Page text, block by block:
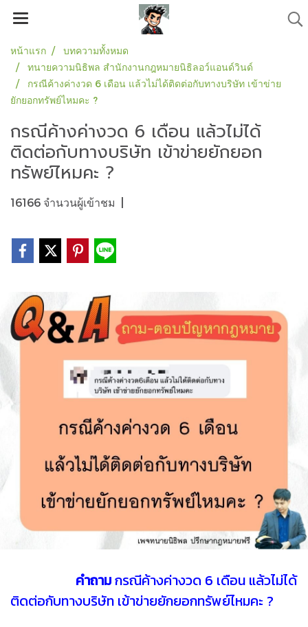
หน้าแรก
บทความทั้งหมด
ทนายความนิธิพล สำนักงานกฎหมายนิธิลอว์แอนด์วินด์
กรณีค้างค่างวด 6 เดือน แล้วไม่ได้ติดต่อกับทางบริษัท เข้าข่าย
ยักยอกทรัพย์ไหมคะ ?
กรณีค้างค่างวด 6 เดือน แล้วไม่ได้
ติดต่อกับทางบริษัท เข้าข่ายยักยอก
ทรัพย์ไหมคะ ?
16166 จำนวนผู้เข้าชม
คำถามกรณีค้างค่างวด 6 เดือน แล้วไม่ได้
ติดต่อกับทางบริษัท เข้าข่ายยักยอกทรัพย์ไหมคะ ?